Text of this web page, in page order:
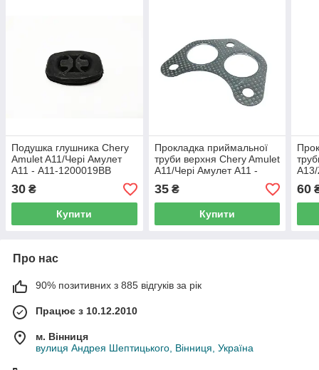
Подушка глушника Chery
Amulet A11/Чері Амулет
А11 - A11-1200019BB
30 ₴
Купити
Прокладка приймальної
труби верхня Chery Amulet
A11/Чері Амулет А11 -
A11-1200011
35₴
Купити
ЗАЗ
60
Про нас
90% позитивних з 885 відгуків за рік
Працює з 10.12.2010
м. Вінниця
вулиця Андрея Шептицького, Вінниця, Україна